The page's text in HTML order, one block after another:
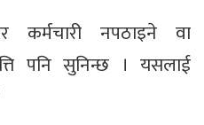
कर्मचारी नपठाइने वा
पनि सुनिन्छ । यसलाई